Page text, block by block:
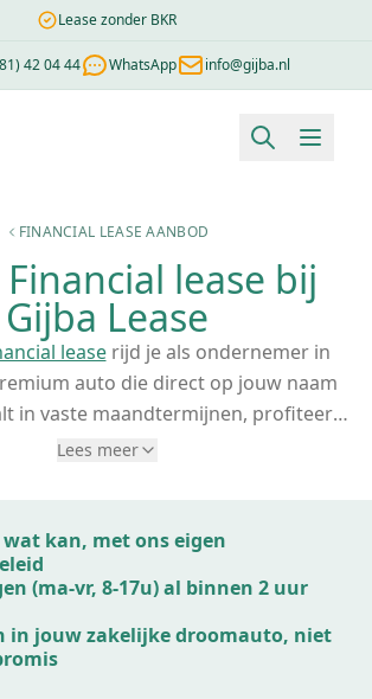
Lease zonder BKR
42 04 44 WhatsApp info@gijba.nl
FINANCIAL LEASE AANBOD
Financial lease bij
Gijba Lease
leaserijd je als ondernemer in
auto die direct op jouw naam
in vaste maandtermijnen, profiteert
en kunt de btw verleggen of
Lees meer
kan, met ons eigen
(ma-vr, 8-17u) al binnen 2 uur
in jouw zakelijke droomauto, niet